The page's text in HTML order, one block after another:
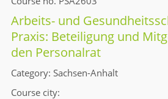
Arbeits- und
Praxis: Beteiligung und
den Personalrat
Category Sachsen-Anhalt
Course city